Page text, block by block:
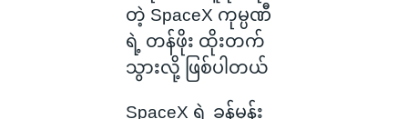
တဲ့ SpaceX ကုမ္ပဏီ
ရဲ့ တန်ဖိုး ထိုးတက်
သွားလို့ ဖြစ်ပါတယ်
SpaceX ရဲ့ ခန့်မှန်း